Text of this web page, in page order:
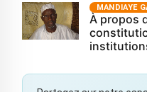
MANDIAYE
À propos